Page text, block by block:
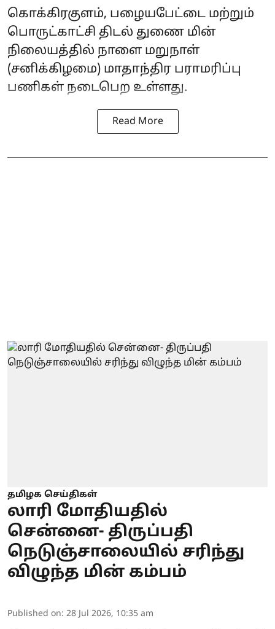
கொக்கிரகுளம், பழையபேட்டை மற்றும்
பொருட்காட்சி திடல் துணை மின்
நிலையத்தில் நாளை மறுநாள்
(சனிக்கிழமை) மாதாந்திர பராமரிப்பு
பணிகள் நடைபெற உள்ளது.
Read More
தமிழக செய்திகள்
லாரி மோதியதில்
சென்னை- திருப்பதி
நெடுஞ்சாலையில் சரிந்து
விழுந்த மின் கம்பம்
Published on: 28 Jul 2026, 10:35 am